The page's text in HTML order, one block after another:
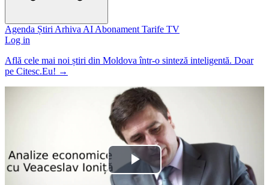
Agenda Știri Arhiva AI Abonament Tarife TV
Log in
Află cele mai noi știri din Moldova într-o sinteză inteligentă. Doar
pe Citesc.Eu! →
Play